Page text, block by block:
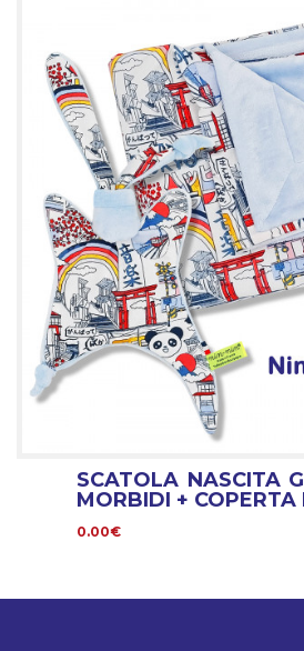
SCATOLA NASCITA
MORBIDI + COPERTA
0.00€